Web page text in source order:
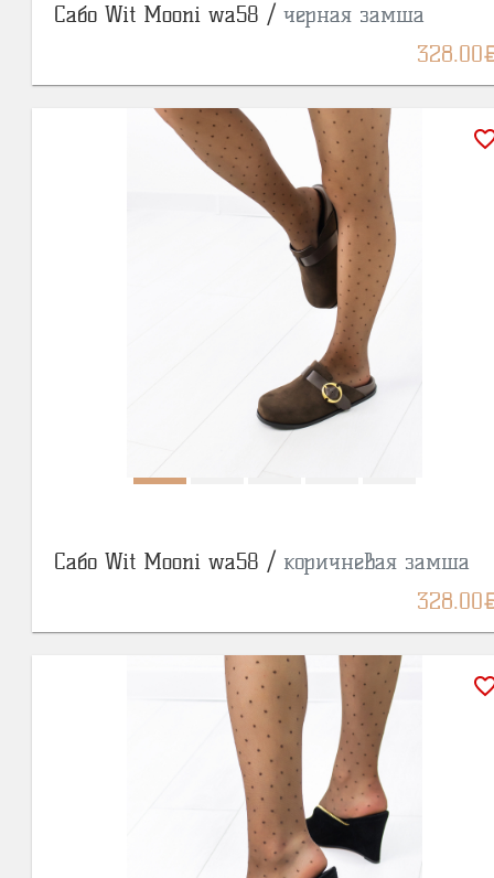
Сабо Wit Mooni wa58 / черная замша
328.00
Сабо Wit Mooni wa58 / коричневая замша
328.00